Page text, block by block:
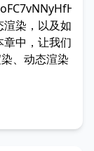
染，以及如
中，让我们
、动态渲染